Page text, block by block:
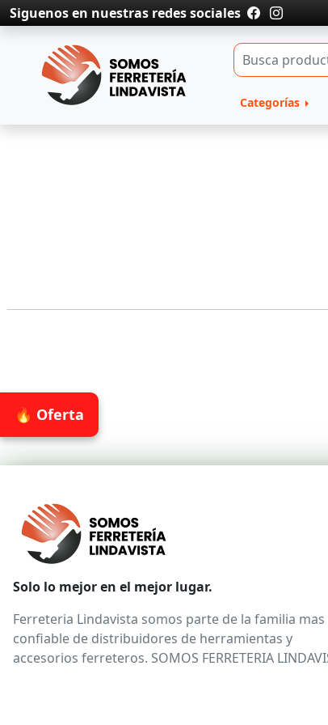
🔥 Oferta
Siguenos en nuestras redes sociales
Categorías
Solo lo mejor en el mejor lugar.
Ferreteria Lindavista somos parte de la familia mas
confiable de distribuidores de herramientas y
accesorios ferreteros. SOMOS FERRETERIA